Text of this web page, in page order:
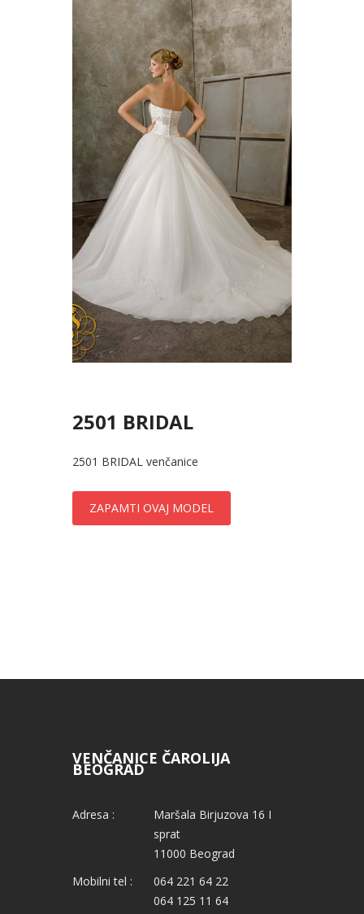
2501 BRIDAL
2501 BRIDAL venčanice
ZAPAMTI OVAJ MODEL
VENČANICE ČAROLIJA
BEOGRAD
Adresa :
Maršala Birjuzova 16 I
sprat
11000 Beograd
Mobilni tel :
064 221 64 22
064 125 11 64